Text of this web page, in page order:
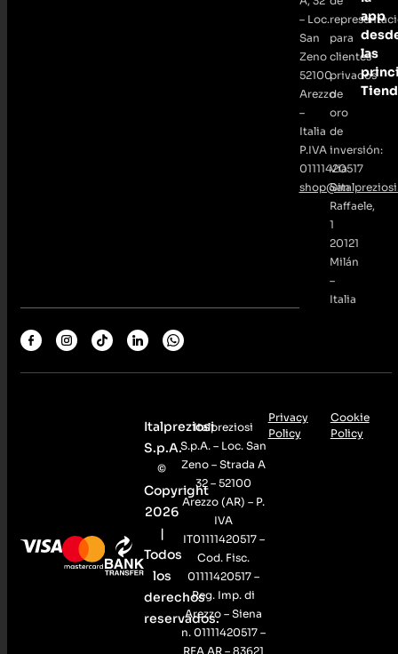
– Loc.
San
Zeno
52100
Arezzo
–
Italia
P.IVA
01111420517
para
clientes
privados
de
oro
de
inversión:
Via
San
Raffaele,
1
20121
Milán
–
Italia
app
las
Italpreziosi
S.p.A.
©
Copyright
2026
|
Todos
los
derechos
reservados.
Italpreziosi
S.p.A. – Loc. San
Zeno – Strada A
32 – 52100
Arezzo (AR) – P.
IVA
IT01111420517 –
Cod. Fisc.
01111420517 –
Reg. Imp. di
Arezzo – Siena
n. 01111420517 –
REA AR – 83621
Privacy
Policy
Cookie
Policy